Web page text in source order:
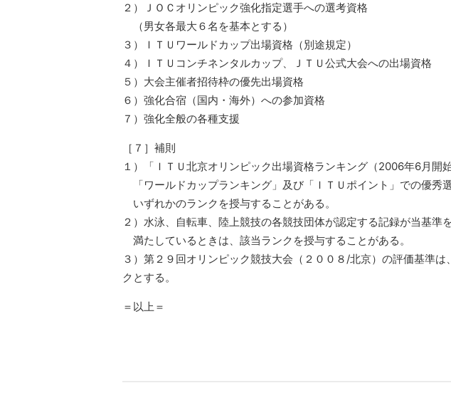
２）ＪＯＣオリンピック強化指定選手への選考資格
（男女各最大６名を基本とする）
３）ＩＴＵワールドカップ出場資格（別途規定）
４）ＩＴＵコンチネンタルカップ、ＪＴＵ公式大会への出場資格
５）大会主催者招待枠の優先出場資格
６）強化合宿（国内・海外）への参加資格
７）強化全般の各種支援
［７］補則
１）「ＩＴＵ北京オリンピック出場資格ランキング（2006年6月開始
「ワールドカップランキング」及び「ＩＴＵポイント」での優秀選
いずれかのランクを授与することがある。
２）水泳、自転車、陸上競技の各競技団体が認定する記録が当基準
満たしているときは、該当ランクを授与することがある。
３）第２９回オリンピック競技大会（２００８/北京）の評価基
クとする。
＝以上＝